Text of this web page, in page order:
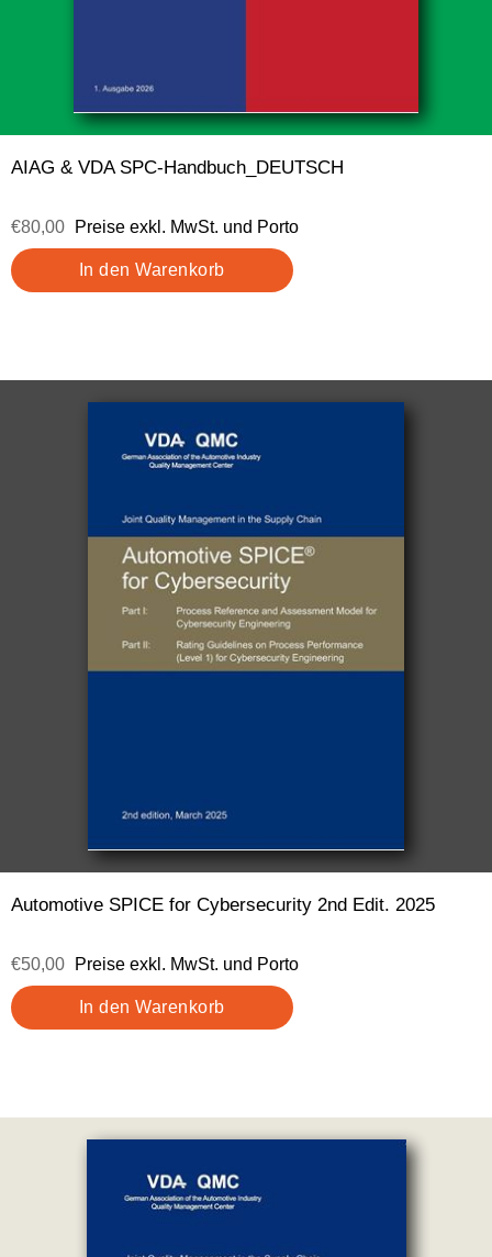
AIAG & VDA SPC-Handbuch_DEUTSCH
€80,00 Preise exkl. MwSt. und Porto
Automotive SPICE for Cybersecurity 2nd Edit. 2025
€50,00 Preise exkl. MwSt. und Porto